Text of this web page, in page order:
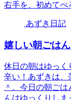
右手を、初めてぺ
あずき日記
嬉しい朝ごは
休日の朝はゆっく
辛い！あずきは、
＾。今日の朝ご
んはゆっくりしま